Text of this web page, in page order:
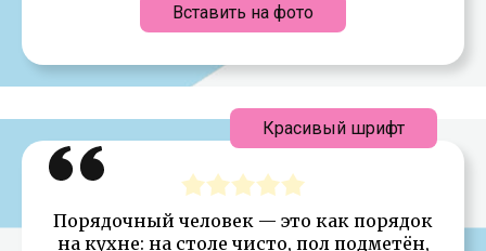
Вставить на фото
Порядочный человек — это как порядок
на кухне: на столе чисто, пол подметён,
Красивый шрифт